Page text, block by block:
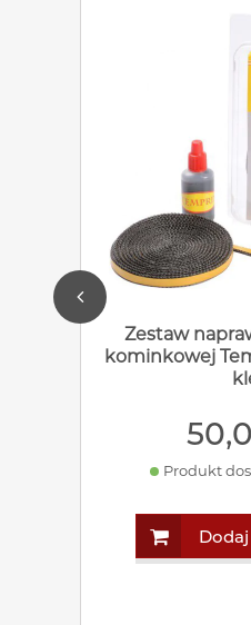
Zestaw
kominkowej
50
Produkt